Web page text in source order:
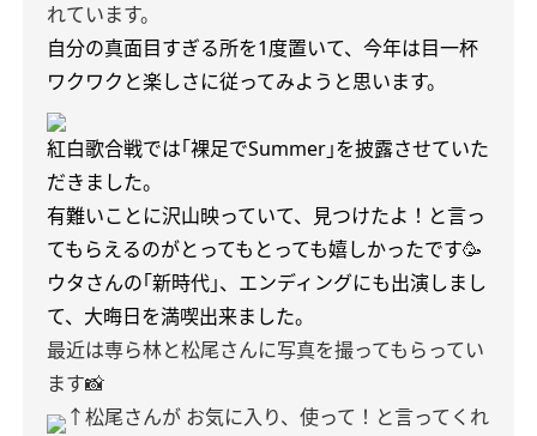
れています。
自分の真面目すぎる所を1度置いて、今年は目一杯
ワクワクと楽しさに従ってみようと思います。
紅白歌合戦では｢裸足でSummer｣を披露させていた
だきました。
有難いことに沢山映っていて、見つけたよ！と言っ
てもらえるのがとってもとっても嬉しかったです🥳
ウタさんの｢新時代｣、エンディングにも出演しまし
て、大晦日を満喫出来ました。
最近は専ら林と松尾さんに写真を撮ってもらってい
ます📸
↑松尾さんが お気に入り、使って！と言ってくれ